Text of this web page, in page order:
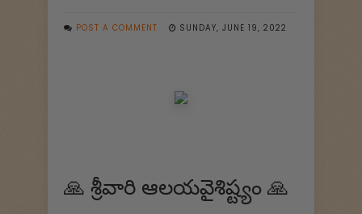
POST A COMMENT SUNDAY, JUNE 19, 2022
🙏 శ్రీవారి ఆలయవైశిష్ట్యం 🙏